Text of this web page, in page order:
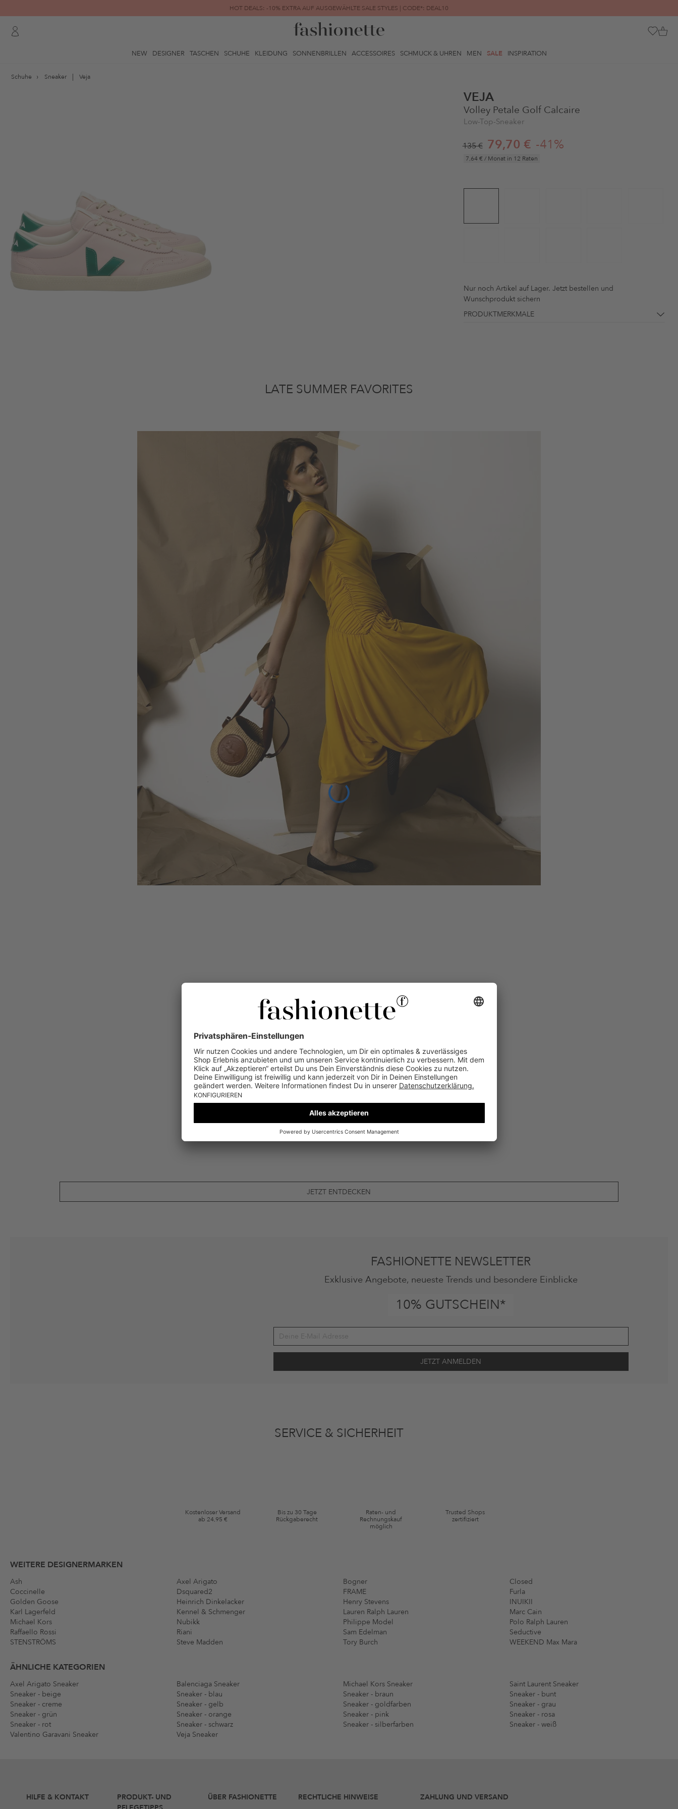
HOT DEALS: -10% EXTRA AUF AUSGEWÄHLTE SALE STYLES | CODE*: DEAL10
FINAL SALE | BIS ZU -80% REDUZIERT
NEW DESIGNER TASCHEN SCHUHE KLEIDUNG SONNENBRILLEN ACCESSOIRES SCHMUCK & UHREN MEN SALE INSPIRATION
Schuhe Sneaker Veja
VEJA
Volley Petale Golf Calcaire
Low-Top-Sneaker
135 € 79,70 € -41%
7,64 € / Monat in 12 Raten
Nur noch Artikel auf Lager. Jetzt bestellen und
Wunschprodukt sichern
PRODUKTMERKMALE
LATE SUMMER FAVORITES
JETZT ENTDECKEN
FASHIONETTE NEWSLETTER
Exklusive Angebote, neueste Trends und besondere Einblicke
10% GUTSCHEIN*
SERVICE & SICHERHEIT
Kostenloser Versand
ab 24,95 €
Bis zu 30 Tage
Rückgaberecht
Raten- und
Rechnungskauf
möglich
Trusted Shops
zertifiziert
WEITERE DESIGNERMARKEN
Ash Axel Arigato Bogner
Closed
Coccinelle
Dsquared2 FRAME
Furla
Golden Goose
Heinrich Dinkelacker Henry Stevens
INUIKII
Karl Lagerfeld
Kennel & Schmenger Lauren Ralph Lauren
Marc Cain
Michael Kors
Nubikk Philippe Model
Polo Ralph Lauren
Raffaello Rossi
Riani Sam Edelman
Seductive
STENSTRÖMS
Steve Madden Tory Burch WEEKEND Max Mara
ÄHNLICHE KATEGORIEN
Axel Arigato Sneaker Balenciaga Sneaker Michael Kors Sneaker
Saint Laurent Sneaker
Sneaker - beige
Sneaker - blau Sneaker - braun
Sneaker - bunt
Sneaker - creme
Sneaker - gelb Sneaker - goldfarben
Sneaker - grau
Sneaker - grün
Sneaker - orange Sneaker - pink
Sneaker - rosa
Sneaker - rot
Sneaker - schwarz Sneaker - silberfarben
Sneaker - weiß
Valentino Garavani Sneaker
Veja Sneaker
HILFE & KONTAKT
PRODUKT- UND
ÜBER FASHIONETTE
RECHTLICHE HINWEISE
ZAHLUNG UND VERSAND